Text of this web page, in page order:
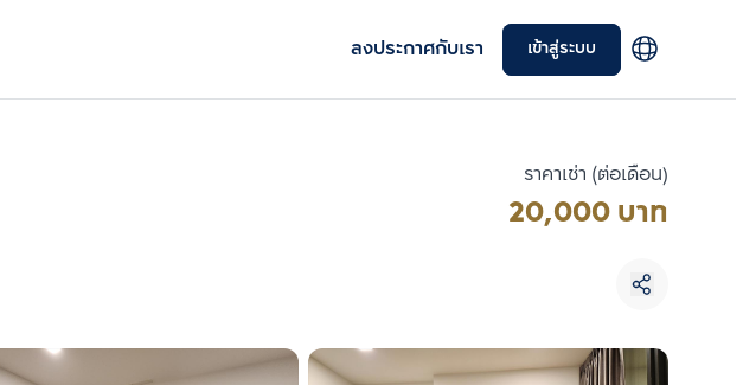
ลงประกาศกับเรา เข้าสู่ระบบ
ราคาเช่า (ต่อเดือน)
20,000 บาท
เลือกยูนิตเพื่อเปรียบเทียบ
เลือกได้สูงสุด 3 รายการ